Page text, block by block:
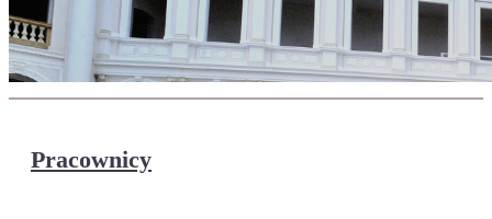
Pracownicy